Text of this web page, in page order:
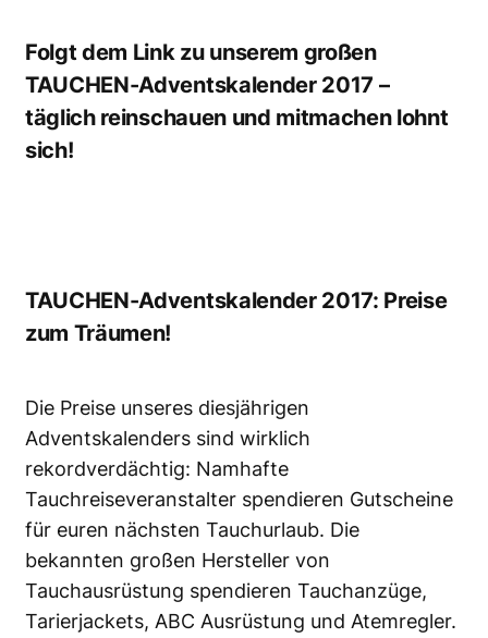
Folgt dem Link zu unserem großen
TAUCHEN-Adventskalender 2017 –
täglich reinschauen und mitmachen lohnt
sich!
TAUCHEN-Adventskalender 2017: Preise
zum Träumen!
Die Preise unseres diesjährigen
Adventskalenders sind wirklich
rekordverdächtig: Namhafte
Tauchreiseveranstalter spendieren Gutscheine
für euren nächsten Tauchurlaub. Die
bekannten großen Hersteller von
Tauchausrüstung spendieren Tauchanzüge,
Tarierjackets, ABC Ausrüstung und Atemregler.